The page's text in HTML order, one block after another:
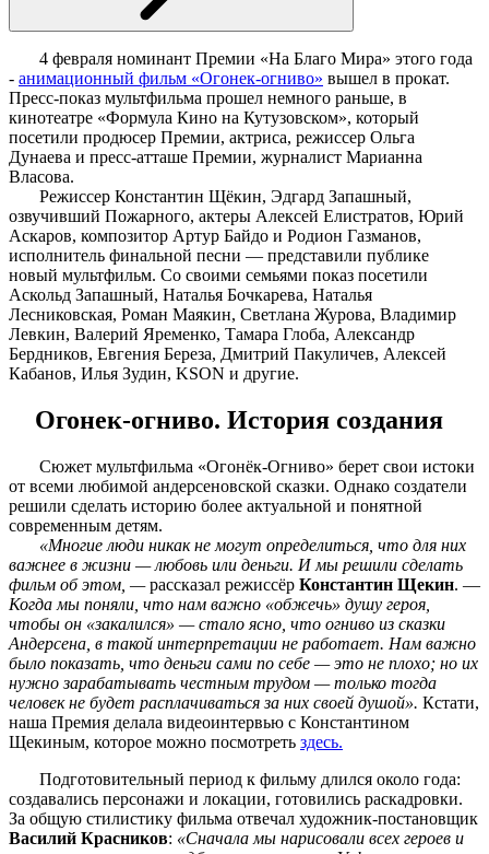
4 февраля номинант Премии «На Благо Мира» этого года
- анимационный фильм «Огонек-огниво» вышел в прокат.
Пресс-показ мультфильма прошел немного раньше, в
кинотеатре «Формула Кино на Кутузовском», который
посетили продюсер Премии, актриса, режиссер Ольга
Дунаева и пресс-атташе Премии, журналист Марианна
Власова.
Режиссер Константин Щёкин, Эдгард Запашный,
озвучивший Пожарного, актеры Алексей Елистратов, Юрий
Аскаров, композитор Артур Байдо и Родион Газманов,
исполнитель финальной песни — представили публике
новый мультфильм. Со своими семьями показ посетили
Аскольд Запашный, Наталья Бочкарева, Наталья
Лесниковская, Роман Маякин, Светлана Журова, Владимир
Левкин, Валерий Яременко, Тамара Глоба, Александр
Бердников, Евгения Береза, Дмитрий Пакуличев, Алексей
Кабанов, Илья Зудин, KSON и другие.
Огонек-огниво. История создания
Сюжет мультфильма «Огонёк-Огниво» берет свои истоки
от всеми любимой андерсеновской сказки. Однако создатели
решили сделать историю более актуальной и понятной
современным детям.
«Многие люди никак не могут определиться, что для них
важнее в жизни — любовь или деньги. И мы решили сделать
фильм об этом, —рассказал режиссёр Константин Щекин. —
Когда мы поняли, что нам важно «обжечь» душу героя,
чтобы он «закалился» — стало ясно, что огниво из сказки
Андерсена, в такой интерпретации не работает. Нам важно
было показать, что деньги сами по себе — это не плохо; но их
нужно зарабатывать честным трудом — только тогда
человек не будет расплачиваться за них своей душой». Кстати,
наша Премия делала видеоинтервью с Константином
Щекиным, которое можно посмотреть здесь.
Подготовительный период к фильму длился около года:
создавались персонажи и локации, готовились раскадровки.
За общую стилистику фильма отвечал художник-постановщик
Василий Красников: «Сначала мы нарисовали всех героев и